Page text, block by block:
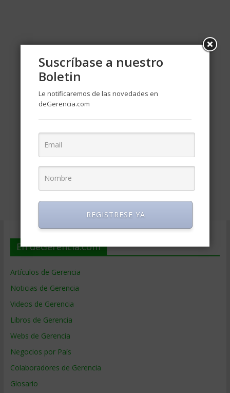
En deGerencia.com
Artículos de Gerencia
Noticias de Gerencia
Videos de Gerencia
Libros de Gerencia
Webs de Gerencia
Negocios por País
Colaboradores de Gerencia
Glosario
Suscríbase a nuestro
Boletin
Le notificaremos de las novedades en
deGerencia.com
REGISTRESE YA